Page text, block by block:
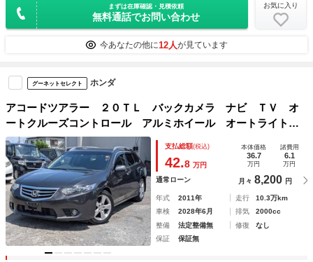
まずは在庫確認・見積依頼
無料通話でお問い合わせ
お気に入り
今あなたの他に12人が見ています
グーネットセレクト ホンダ
アコードツアラー ２０ＴＬ バックカメラ ナビ ＴＶ オ
ートクルーズコントロール アルミホイール オートライト
ＨＩＤ スマートキー ＡＴ 盗難防止システム 衝突安全ボ
ディ ルーフレール ＡＢＳ ＥＳＣ ＣＤ ＵＳＢ
支払総額(税込)
42.8 万円
本体価格
36.7
万円
諸費用
6.1
万円
通常ローン 月々 8,200 円
年式 2011年 走行
10.3万km
車検
2028年6月 排気
2000cc
整備
法定整備無 修復
なし
保証
保証無